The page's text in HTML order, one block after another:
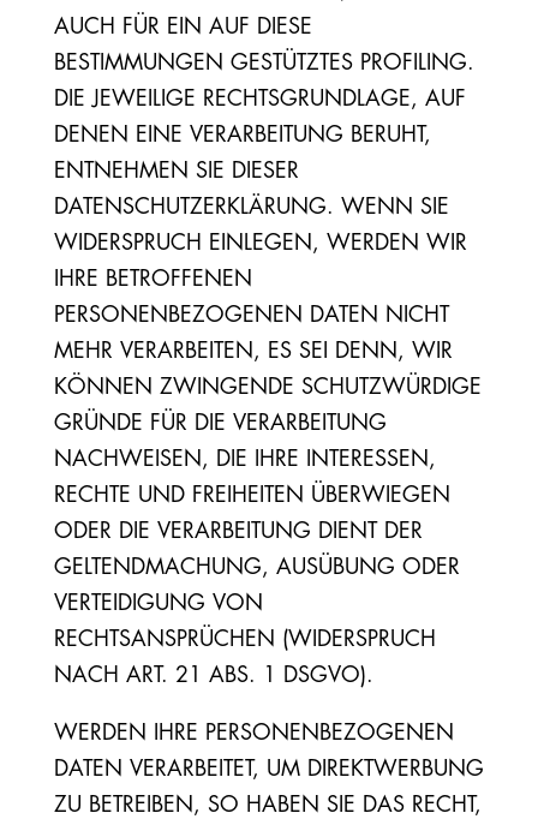
AUCH FÜR EIN AUF DIESE
BESTIMMUNGEN GESTÜTZTES PROFILING.
DIE JEWEILIGE RECHTSGRUNDLAGE, AUF
DENEN EINE VERARBEITUNG BERUHT,
ENTNEHMEN SIE DIESER
DATENSCHUTZERKLÄRUNG. WENN SIE
WIDERSPRUCH EINLEGEN, WERDEN WIR
IHRE BETROFFENEN
PERSONENBEZOGENEN DATEN NICHT
MEHR VERARBEITEN, ES SEI DENN, WIR
KÖNNEN ZWINGENDE SCHUTZWÜRDIGE
GRÜNDE FÜR DIE VERARBEITUNG
NACHWEISEN, DIE IHRE INTERESSEN,
RECHTE UND FREIHEITEN ÜBERWIEGEN
ODER DIE VERARBEITUNG DIENT DER
GELTENDMACHUNG, AUSÜBUNG ODER
VERTEIDIGUNG VON
RECHTSANSPRÜCHEN (WIDERSPRUCH
NACH ART. 21 ABS. 1 DSGVO).
WERDEN IHRE PERSONENBEZOGENEN
DATEN VERARBEITET, UM DIREKTWERBUNG
ZU BETREIBEN, SO HABEN SIE DAS RECHT,